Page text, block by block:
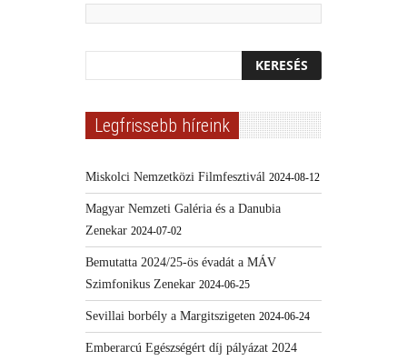
Legfrissebb híreink
Miskolci Nemzetközi Filmfesztivál 2024-08-12
Magyar Nemzeti Galéria és a Danubia
Zenekar 2024-07-02
Bemutatta 2024/25-ös évadát a MÁV
Szimfonikus Zenekar 2024-06-25
Sevillai borbély a Margitszigeten 2024-06-24
Emberarcú Egészségért díj pályázat 2024